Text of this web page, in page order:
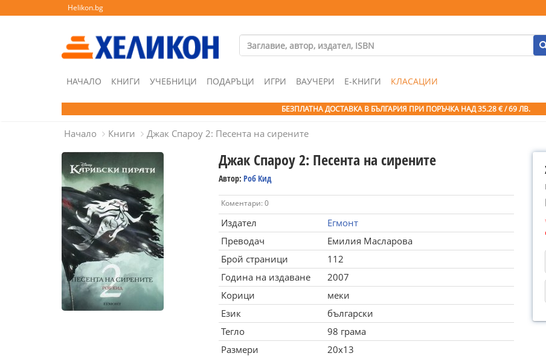
Helikon.bg
НАЧАЛО КНИГИ УЧЕБНИЦИ ПОДАРЪЦИ ИГРИ ВАУЧЕРИ Е-КНИГИ КЛАСАЦИИ
БЕЗПЛАТНА ДОСТАВКА В БЪЛГАРИЯ ПРИ ПОРЪЧКА НАД 35.28 € / 69 ЛВ.
Начало Книги Джак Спароу 2: Песента на сирените
Джак Спароу 2: Песента на сирените
Автор: Роб Кид
Коментари: 0
Издател
Егмонт
Преводач
Емилия Масларова
Брой страници
112
Година на издаване
2007
Корици
меки
Език
български
Тегло
98 грама
Размери
20x13